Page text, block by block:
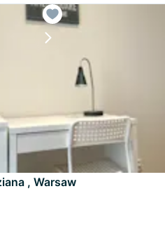
, Warsaw